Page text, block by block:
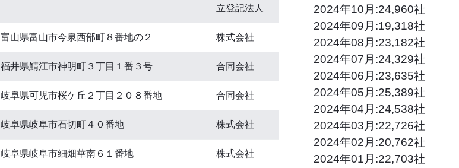
立登記法人
富山県富山市今泉西部町８番地の２ 株式会社
福井県鯖江市神明町３丁目１番３号 合同会社
岐阜県可児市桜ケ丘２丁目２０８番地 合同会社
岐阜県岐阜市石切町４０番地 株式会社
岐阜県岐阜市細畑華南６１番地 株式会社
2024年10月:24,960社
2024年09月:19,318社
2024年08月:23,182社
2024年07月:24,329社
2024年06月:23,635社
2024年05月:25,389社
2024年04月:24,538社
2024年03月:22,726社
2024年02月:20,762社
2024年01月:22,703社